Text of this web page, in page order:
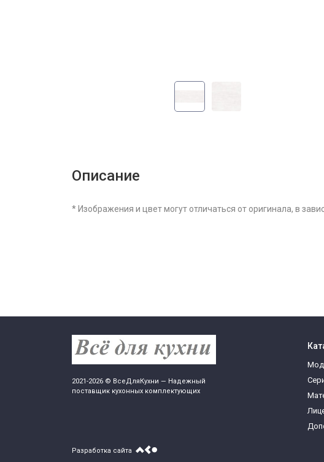
Описание
* Изображения и цвет могут отличаться от оригинала, в
2021-2026 © ВсеДляКухни — Надежный
поставщик кухонных комплектующих
Разработка сайта